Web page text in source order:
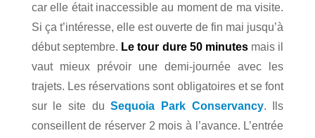
car elle était inaccessible au moment de ma visite.
Si ça t’intéresse, elle est ouverte de fin mai jusqu’à
début septembre. Le tour dure 50 minutesmais il
vaut mieux prévoir une demi-journée avec les
trajets. Les réservations sont obligatoires et se font
sur le site duSequoia Park Conservancy. Ils
conseillent de réserver 2 mois à l’avance. L’entrée